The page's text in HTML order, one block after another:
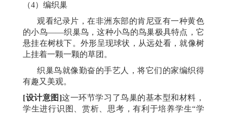
（4）编织巢
观看纪录片，在非洲东部的肯尼亚有一种黄色
的小鸟——织巢鸟，这种小鸟的鸟巢极具特点，它
悬挂在树枝下。外形呈现球状，从远处看，就像树
上挂着一颗一颗的草团。
织巢鸟就像勤奋的手艺人，将它们的家编织得
有趣又美观。
[设计意图]这一环节学习了鸟巢的基本型和材料，
学生进行识图、赏析、思考，有利于培养学生“学